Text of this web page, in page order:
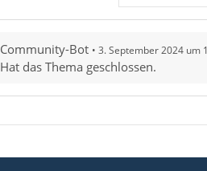
Community-Bot 3. September 2024 um
Hat das Thema geschlossen.